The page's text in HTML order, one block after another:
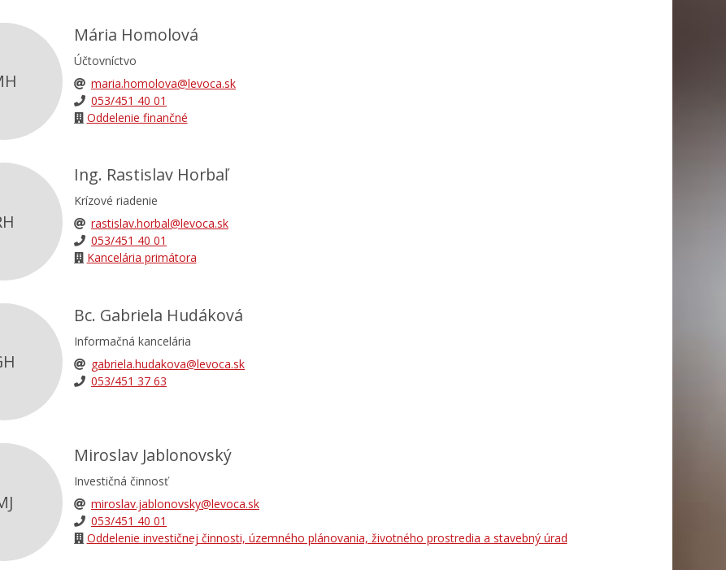
Mária Homolová
Účtovníctvo
maria.homolova@levoca.sk
053/451 40 01
Oddelenie finančné
Ing. Rastislav Horbaľ
Krízové riadenie
rastislav.horbal@levoca.sk
053/451 40 01
Kancelária primátora
Bc. Gabriela Hudáková
Informačná kancelária
gabriela.hudakova@levoca.sk
053/451 37 63
Miroslav Jablonovský
Investičná činnosť
miroslav.jablonovsky@levoca.sk
053/451 40 01
Oddelenie investičnej činnosti, územného plánovania, životného prostredia a stavebný úrad